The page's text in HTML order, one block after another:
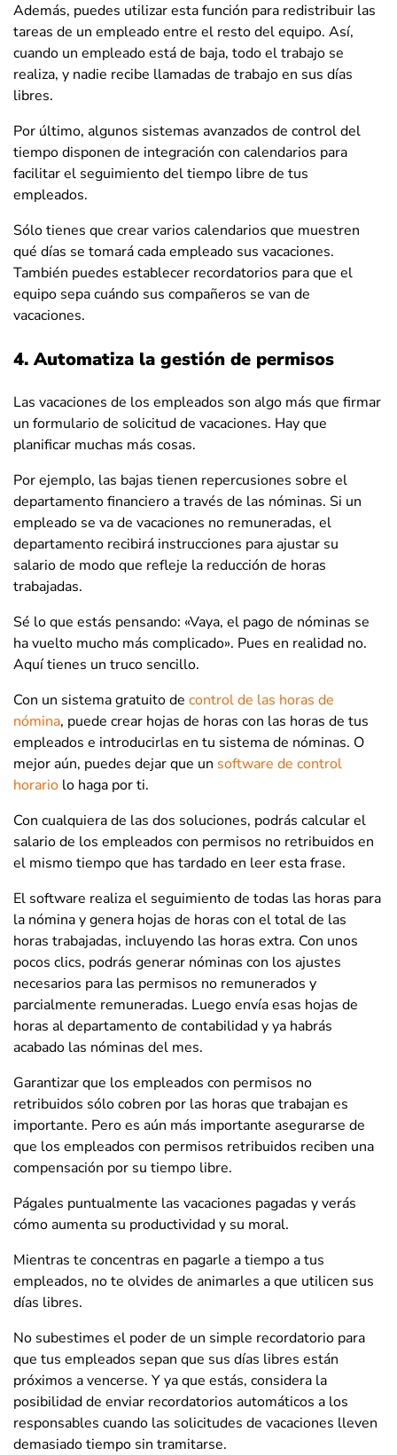
Además, puedes utilizar esta función para redistribuir las
tareas de un empleado entre el resto del equipo. Así,
cuando un empleado está de baja, todo el trabajo se
realiza, y nadie recibe llamadas de trabajo en sus días
libres.
Por último, algunos sistemas avanzados de control del
tiempo disponen de integración con calendarios para
facilitar el seguimiento del tiempo libre de tus
empleados.
Sólo tienes que crear varios calendarios que muestren
qué días se tomará cada empleado sus vacaciones.
También puedes establecer recordatorios para que el
equipo sepa cuándo sus compañeros se van de
vacaciones.
4. Automatiza la gestión de permisos
Las vacaciones de los empleados son algo más que firmar
un formulario de solicitud de vacaciones. Hay que
planificar muchas más cosas.
Por ejemplo, las bajas tienen repercusiones sobre el
departamento financiero a través de las nóminas. Si un
empleado se va de vacaciones no remuneradas, el
departamento recibirá instrucciones para ajustar su
salario de modo que refleje la reducción de horas
trabajadas.
Sé lo que estás pensando: «Vaya, el pago de nóminas se
ha vuelto mucho más complicado». Pues en realidad no.
Aquí tienes un truco sencillo.
Con un sistema gratuito de control de las horas de
nómina, puede crear hojas de horas con las horas de tus
empleados e introducirlas en tu sistema de nóminas. O
mejor aún, puedes dejar que un software de control
horario lo haga por ti.
Con cualquiera de las dos soluciones, podrás calcular el
salario de los empleados con permisos no retribuidos en
el mismo tiempo que has tardado en leer esta frase.
El software realiza el seguimiento de todas las horas para
la nómina y genera hojas de horas con el total de las
horas trabajadas, incluyendo las horas extra. Con unos
pocos clics, podrás generar nóminas con los ajustes
necesarios para las permisos no remunerados y
parcialmente remuneradas. Luego envía esas hojas de
horas al departamento de contabilidad y ya habrás
acabado las nóminas del mes.
Garantizar que los empleados con permisos no
retribuidos sólo cobren por las horas que trabajan es
importante. Pero es aún más importante asegurarse de
que los empleados con permisos retribuidos reciben una
compensación por su tiempo libre.
Págales puntualmente las vacaciones pagadas y verás
cómo aumenta su productividad y su moral.
Mientras te concentras en pagarle a tiempo a tus
empleados, no te olvides de animarles a que utilicen sus
días libres.
No subestimes el poder de un simple recordatorio para
que tus empleados sepan que sus días libres están
próximos a vencerse. Y ya que estás, considera la
posibilidad de enviar recordatorios automáticos a los
responsables cuando las solicitudes de vacaciones lleven
demasiado tiempo sin tramitarse.